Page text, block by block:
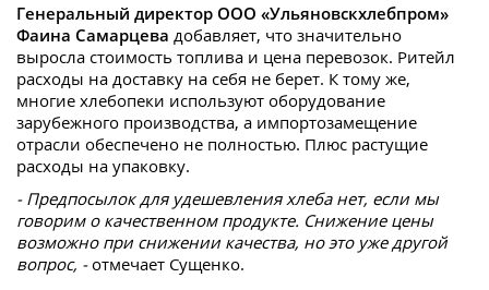
Генеральный директор ООО «Ульяновскхлебпром»
Фаина Самарцева добавляет, что значительно
выросла стоимость топлива и цена перевозок. Ритейл
расходы на доставку на себя не берет. К тому же,
многие хлебопеки используют оборудование
зарубежного производства, а импортозамещение
отрасли обеспечено не полностью. Плюс растущие
расходы на упаковку.
- Предпосылок для удешевления хлеба нет, если мы
говорим о качественном продукте. Снижение цены
возможно при снижении качества, но это уже другой
вопрос, -отмечает Сущенко.